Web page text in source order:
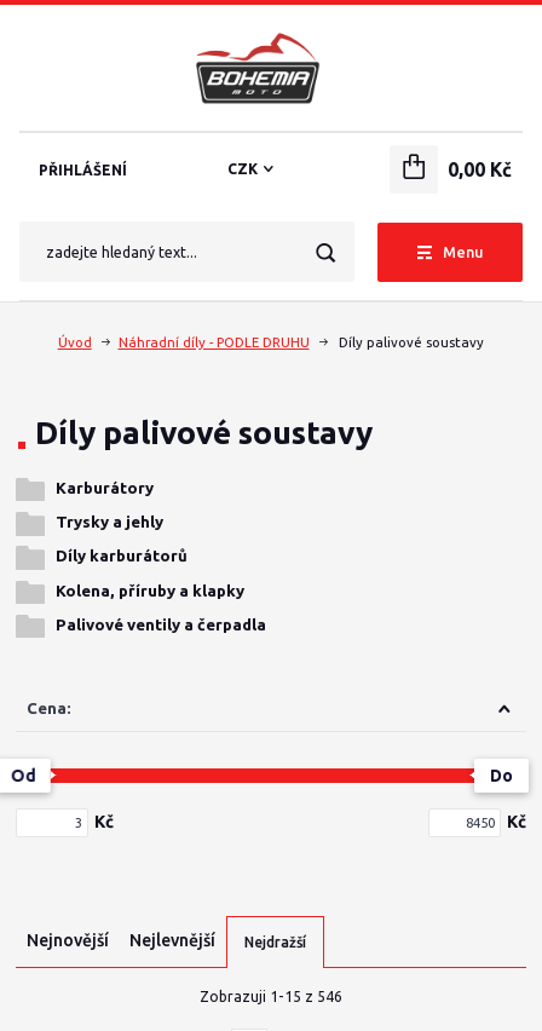
Menu
CZK
PŘIHLÁŠENÍ 0,00 Kč
Úvod Náhradní díly - PODLE DRUHU Díly palivové soustavy
Díly palivové soustavy
Karburátory
Trysky a jehly
Díly karburátorů
Kolena, příruby a klapky
Palivové ventily a čerpadla
Cena:
Kč
Od Do
Kč
Nejnovější Nejlevnější Nejdražší
Zobrazuji 1-15 z 546